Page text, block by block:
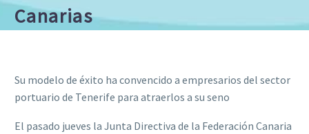
Canarias
Su modelo de éxito ha convencido a empresarios del sector
portuario de Tenerife para atraerlos a su seno
El pasado jueves la Junta Directiva de la Federación Canaria